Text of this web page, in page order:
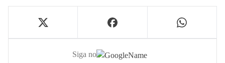
Siga no